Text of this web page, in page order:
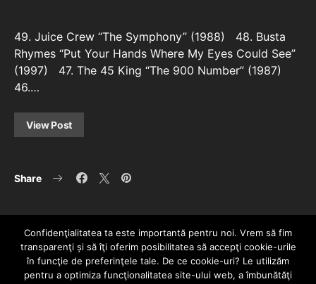
49. Juice Crew “The Symphony” (1988) 48. Busta
Rhymes “Put Your Hands Where My Eyes Could See”
(1997) 47. The 45 King “The 900 Number” (1987)
46.…
View Post
Share
Confidenţialitatea ta este importantă pentru noi. Vrem să fim
transparenţi și să îţi oferim posibilitatea să accepţi cookie-urile
în funcţie de preferinţele tale. De ce cookie-uri? Le utilizăm
pentru a optimiza funcţionalitatea site-ului web, a îmbunătăţi